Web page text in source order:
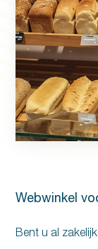
Webwinkel
Bent u al